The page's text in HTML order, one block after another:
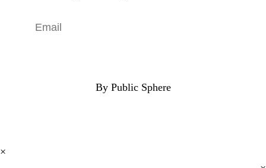
By Public Sphere
×